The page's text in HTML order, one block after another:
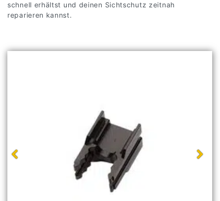
schnell erhältst und deinen Sichtschutz zeitnah
reparieren kannst.